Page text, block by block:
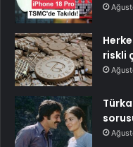
riskli